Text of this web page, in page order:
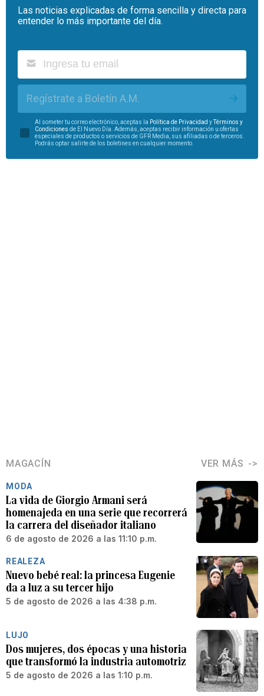
Las noticias explicadas de forma sencilla y directa para
entender lo más importante del día.
Regístrate a Boletín A.M.
Al someter tu correo electrónico, aceptas la Política de Privacidad yTérminos y
Condiciones de El Nuevo Día. Además, aceptas recibir información u ofertas
especiales de productos o servicios de GFR Media, sus afiliadas o de terceros.
Podrás optar salirte de los boletines en cualquier momento.
MAGACÍN VER MÁS
MODA
La vida de Giorgio Armani será
homenajeda en una serie que recorrerá
la carrera del diseñador italiano
6 de agosto de 2026 a las 11:10 p.m.
REALEZA
Nuevo bebé real: la princesa Eugenie
da a luz a su tercer hijo
5 de agosto de 2026 a las 4:38 p.m.
LUJO
Dos mujeres, dos épocas y una historia
que transformó la industria automotriz
5 de agosto de 2026 a las 1:10 p.m.